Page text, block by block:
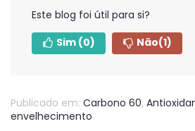
Este blog foi útil para si?
Sim (0) Não(1)
Publicado em: Carbono 60,
envelhecimento